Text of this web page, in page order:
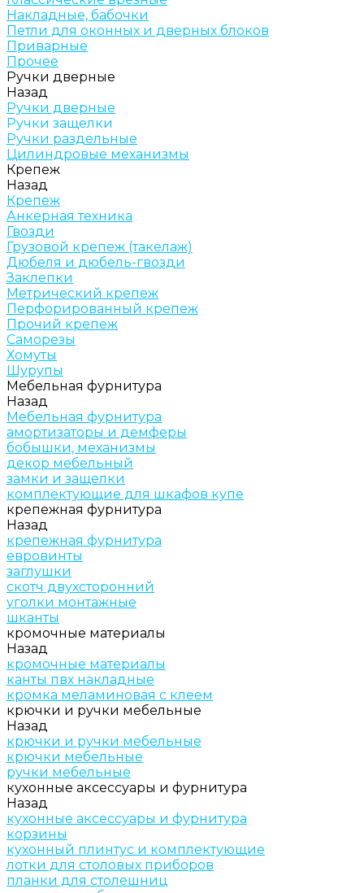
Накладные, бабочки
Петли для оконных и дверных блоков
Приварные
Прочее
Ручки дверные
Назад
Ручки дверные
Ручки защелки
Ручки раздельные
Цилиндровые механизмы
Крепеж
Назад
Крепеж
Анкерная техника
Гвозди
Грузовой крепеж (такелаж)
Дюбеля и дюбель-гвозди
Заклепки
Метрический крепеж
Перфорированный крепеж
Прочий крепеж
Саморезы
Хомуты
Шурупы
Мебельная фурнитура
Назад
Мебельная фурнитура
амортизаторы и демферы
бобышки, механизмы
декор мебельный
замки и защелки
комплектующие для шкафов купе
крепежная фурнитура
Назад
крепежная фурнитура
евровинты
заглушки
скотч двухсторонний
уголки монтажные
шканты
кромочные материалы
Назад
кромочные материалы
канты пвх накладные
кромка меламиновая с клеем
крючки и ручки мебельные
Назад
крючки и ручки мебельные
крючки мебельные
ручки мебельные
кухонные аксессуары и фурнитура
Назад
кухонные аксессуары и фурнитура
корзины
кухонный плинтус и комплектующие
лотки для столовых приборов
планки для столешниц